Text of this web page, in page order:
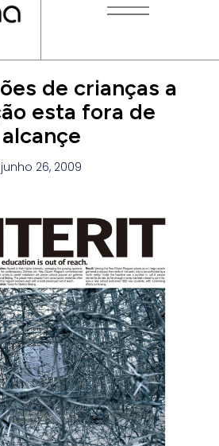
de crianças a
esta fora de
alcançe
junho 26, 2009